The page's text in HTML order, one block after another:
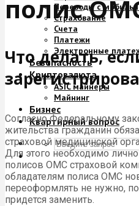
Переводы с
Страхование
Счета
Платежи
Электронные
Безопасность
Криптовалюта
ASIC майнеры
Майнинг
Бизнес
Квартирный вопрос
полис
Что делать,
Согласно Федеральному
жительства гражданин
страховой медицинской
Для этого необходимо
полисов ОМС страховой
обладателям полиса ОМС
переоформлять не нужно,
придется заменить.